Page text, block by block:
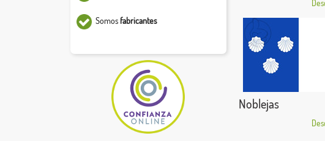
Somosfabricantes
Noblejas